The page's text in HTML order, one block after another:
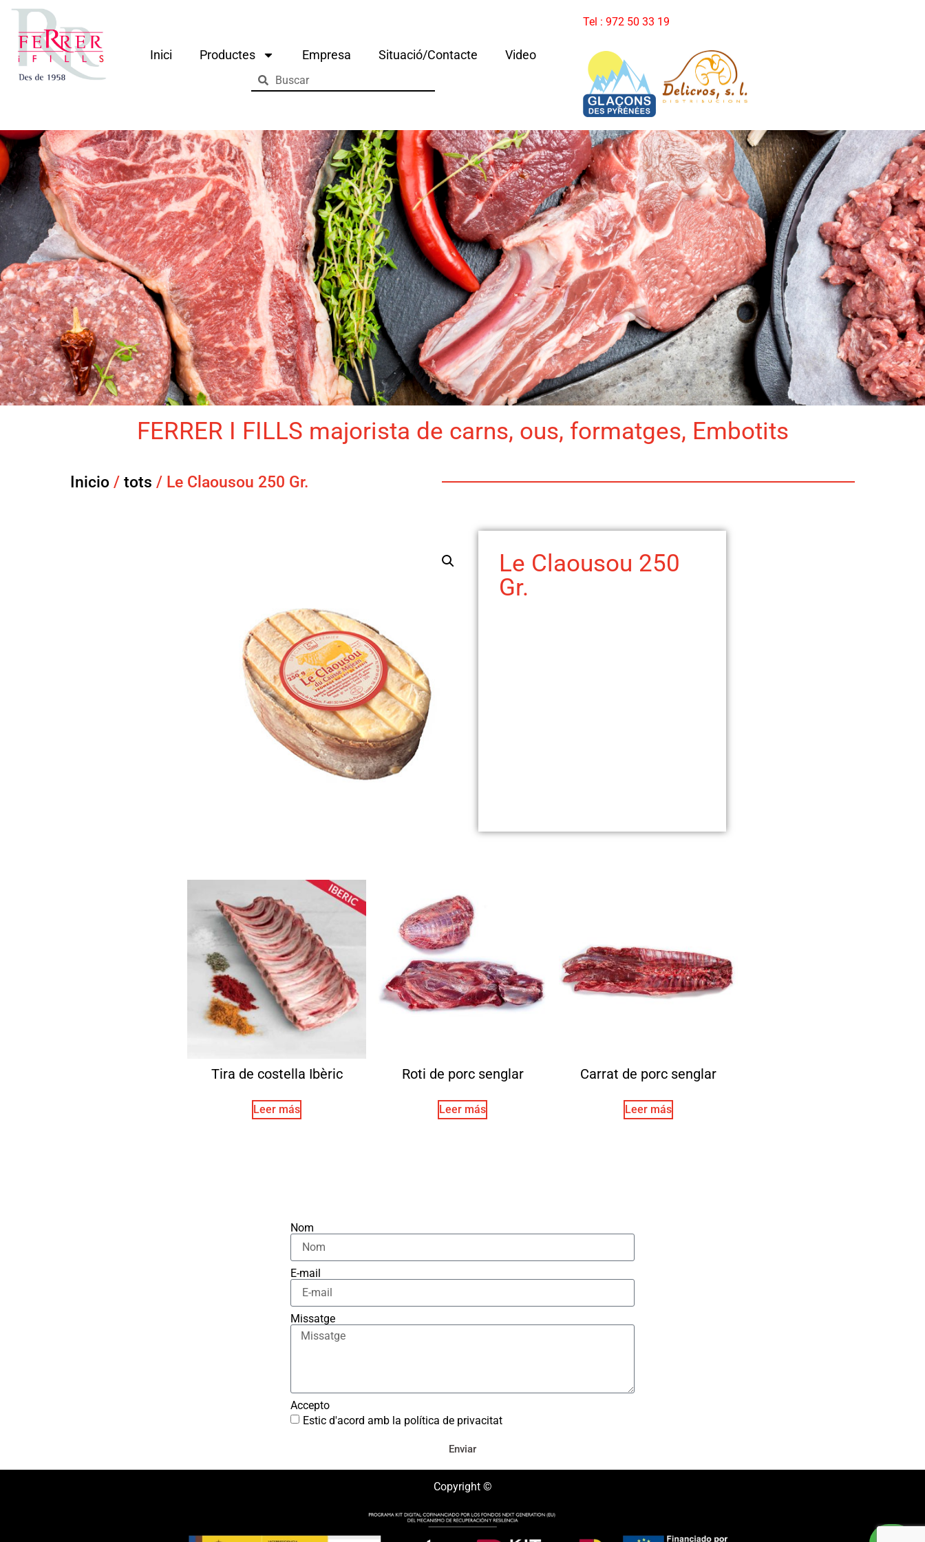
Inici Productes Empresa Situació/Contacte Video
Tel : 972 50 33 19
FERRER I FILLS majorista de carns, ous, formatges, Embotits
Inicio / tots / Le Claousou 250 Gr.
Le Claousou 250
Gr.
Tira de costella Ibèric
Leer más
Roti de porc senglar
Leer más
Carrat de porc senglar
Leer más
Nom
E-mail
Missatge
Accepto
Estic d'acord amb la política de privacitat
Enviar
Copyright ©